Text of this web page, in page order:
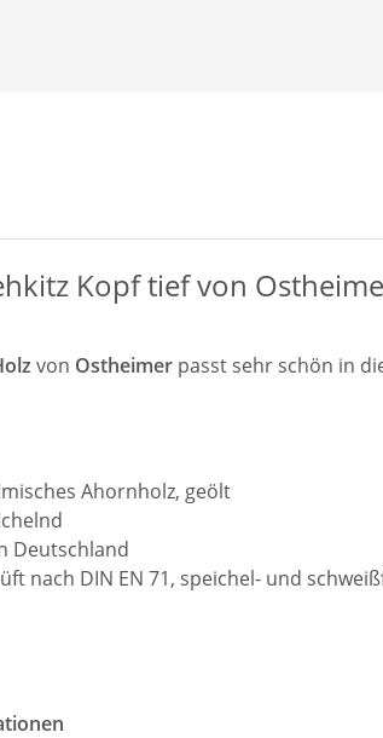
Kopf tief von
von Ostheimer passt sehr schön in
Ahornholz, geölt
Deutschland
nach DIN EN 71, speichel- und